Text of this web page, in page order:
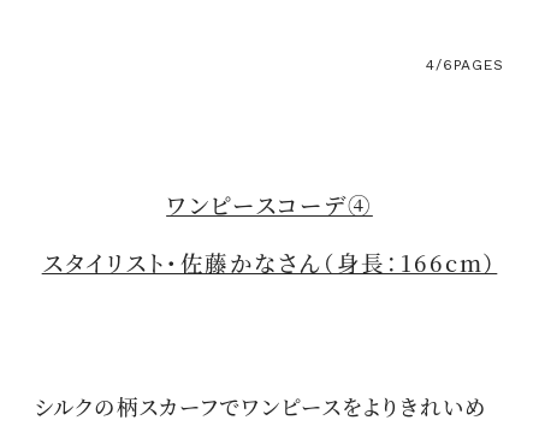
4/6 PAGES
ワンピースコーデ④
スタイリスト・佐藤かなさん（身長：166cm）
シルクの柄スカーフでワンピースをよりきれいめ